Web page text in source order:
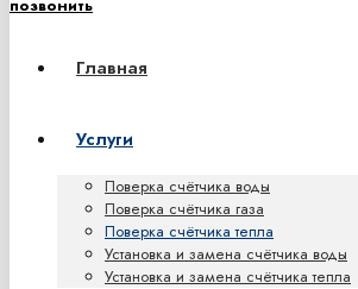
позвонить
Главная
Услуги
Поверка счётчика воды
Поверка счётчика газа
Поверка счётчика тепла
Установка и замена счётчика воды
Установка и замена счётчика тепла